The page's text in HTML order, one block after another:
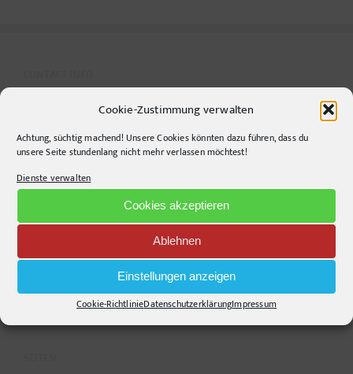
Cookie-Zustimmung verwalten
Achtung, süchtig machend! Unsere Cookies könnten dazu führen, dass du
unsere Seite stundenlang nicht mehr verlassen möchtest!
Dienste verwalten
Cookies akzeptieren
Ablehnen
Einstellungen anzeigen
Cookie-RichtlinieDatenschutzerklärungImpressum
Krefelder Straße 11A
10555Berlin
Telephone:+49306860203
info@pr-ide.de
Opening Hours:
Mail senden!